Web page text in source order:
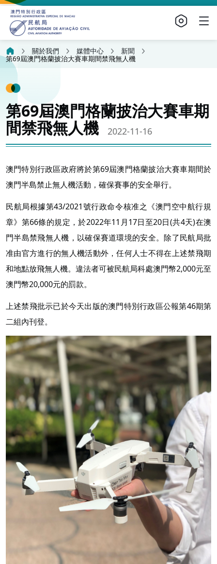
關於我們 媒體中心
新聞
第69屆澳門格蘭披治大賽車期間禁飛無人機
第69屆澳門格蘭披治大賽車期
間禁飛無人機
2022-11-16
澳門特別行政區政府將於第69屆澳門格蘭披治大賽車期間於
澳門半島禁止無人機活動，確保賽事的安全舉行。
民航局根據第43/2021號行政命令核准之《澳門空中航行規
章》第66條的規定，於2022年11月17日至20日(共4天)在澳
門半島禁飛無人機，以確保賽道環境的安全。除了民航局批
准由官方進行的無人機活動外，任何人士不得在上述禁飛期
和地點放飛無人機。違法者可被民航局科處澳門幣2,000元至
澳門幣20,000元的罰款。
上述禁飛批示已於今天出版的澳門特別行政區公報第46期第
二組內刊登。